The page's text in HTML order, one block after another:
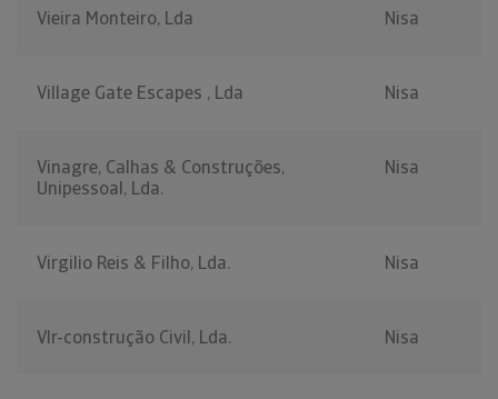
Vieira Monteiro, Lda Nisa
Village Gate Escapes , Lda Nisa
Vinagre, Calhas & Construções,
Unipessoal, Lda.
Nisa
Virgilio Reis & Filho, Lda. Nisa
Vlr-construção Civil, Lda. Nisa